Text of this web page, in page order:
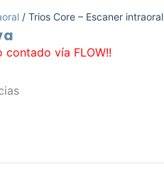
/ Trios Core – Escaner intraoral
vía FLOW!!